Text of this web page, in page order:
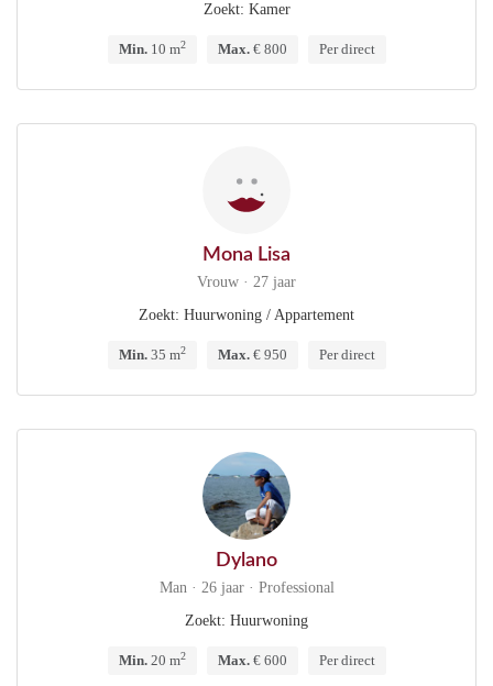
Zoekt: Kamer
Min.10 m2 Max.€ 800 Per direct
Mona Lisa
Vrouw · 27 jaar
Zoekt: Huurwoning / Appartement
Min.35 m2 Max.€ 950 Per direct
Dylano
Man · 26 jaar · Professional
Zoekt: Huurwoning
Min.20 m2 Max.€ 600 Per direct